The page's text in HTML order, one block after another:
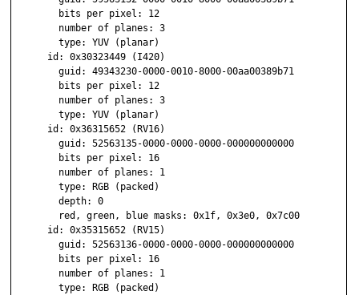
        bits per pixel: 12
        number of planes: 3
        type: YUV (planar)
      id: 0x30323449 (I420)
        guid: 49343230-0000-0010-8000-00aa00389b71
        bits per pixel: 12
        number of planes: 3
        type: YUV (planar)
      id: 0x36315652 (RV16)
        guid: 52563135-0000-0000-0000-000000000000
        bits per pixel: 16
        number of planes: 1
        type: RGB (packed)
        depth: 0
        red, green, blue masks: 0x1f, 0x3e0, 0x7c00
      id: 0x35315652 (RV15)
        guid: 52563136-0000-0000-0000-000000000000
        bits per pixel: 16
        number of planes: 1
        type: RGB (packed)